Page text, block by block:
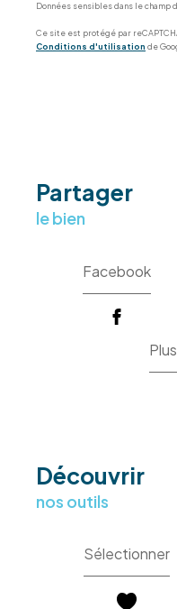
Données sensibles dans le champ
Ce site est protégé par
Conditions d'utilisation de
partager
le bien
Facebook
découvrir
nos outils
Sélectionner